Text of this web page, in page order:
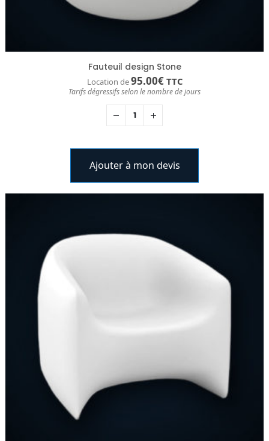
Fauteuil design Stone
Location de95.00€ TTC
Tarifs dégressifs selon le nombre de jours
Ajouter à mon devis